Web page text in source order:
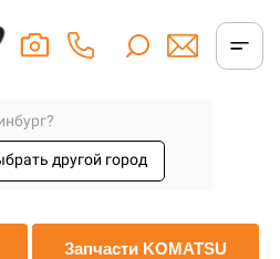
другой город
Запчасти KOMATSU